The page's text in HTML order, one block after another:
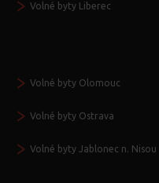
Volné byty Liberec
Volné byty Olomouc
Volné byty Ostrava
Volné byty Jablonec n. Nisou